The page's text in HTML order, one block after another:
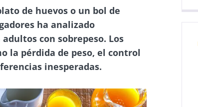
de huevos o un bol de
ha analizado
con sobrepeso. Los
la pérdida de peso, el control
inesperadas.